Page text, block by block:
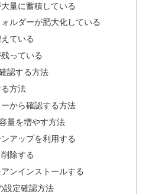
量に蓄積している
ルダーが肥大化している
ている
っている
認する方法
方法
から確認する方法
量を増やす方法
アップを利用する
除する
ンインストールする
設定確認方法